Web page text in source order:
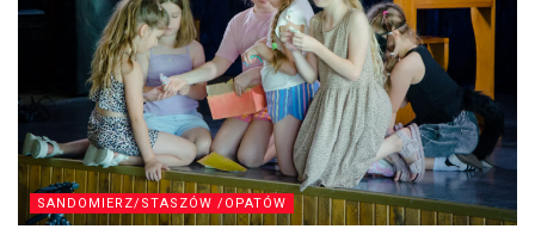
SANDOMIERZ/STASZÓW /OPATÓW